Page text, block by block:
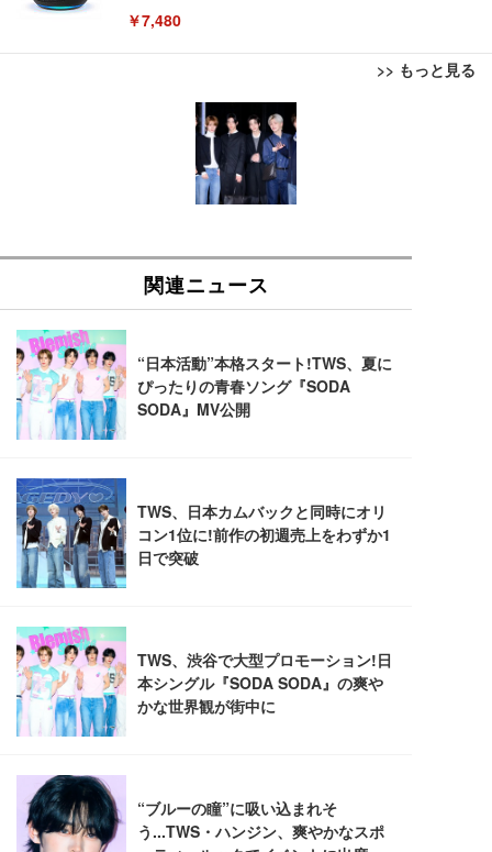
￥7,480
>> もっと見る
[EdoErgo] オフィスチェア 椅子 テレワーク 疲れな
い 跳ね上げ式アームレスト コンパクト 約105度ロッ
キング pc 事務椅子 360度回転 座面昇降 強化ナイロ
ン樹脂ベース 通気性メッシュ 在宅ワーク H-WY01
(黒網+黒枠+黒足)
SIHOO B100 オフィスチェア／デスクチェア メッシ
ュチェア 人間工学 疲れない ブラック
￥27,999
Sezlife オフィスチェア デスクチェア 疲れない テレ
ワーク チェア 強化バックレスト 30度ロッキング機
能 人間工学 椅子 腰サポート 90度跳ね上げ式アーム
Sezlife オフィスチェア デスクチェア 疲れない テレ
ワーク チェア 強化バックレスト 30度ロッキング機
能 人間工学 椅子 腰サポート 90度跳ね上げ式アーム
レスト 3Dヘッドレスト ハンガー付き 高反発クッシ
￥7,680
ッシュ 通気性 ランバーサポート付き 腰サポート ガ
ス圧無段階昇降 360度回転 キャスター付き コンパク
ト 幅52×奥行58.5×高さ84～96cm テレワーク 在宅
勤務 ブラック
￥4,139
EIZO ビジネス向けプレミアムモニター | FlexScan
EV3240X-WT | 31.5型4K UHD・USB Type-C・ホワ
￥105,595
EV2740X-WT | 27.0型4K UHD・USB Type-C・ホワ
イト
￥109,572
【純正品】27"ゲーミングモニター DualSense 充電
フック付き（CFI-ZDM1J）
【整備済み品】Dell E2724HS 27インチ 液晶モニタ
ー フルHD（1920×1080）VA 非光沢 HDMI/DisplayP
ort/VGA スピーカー内蔵 高さ調整 スイベル VESA対
応 ComfortView ビジネス向け
￥15,800
HOOTER Gaming Monitor 24” Essential ゲーミン
グモニター QD 24.5インチ 1ms FHD 量子ドット 残
像低減 (3年保証 | 輝点保証 | 日本メーカー)
￥34,980
Amazonベーシック ペットシーツ 薄型 レギュラー 1
回使い捨て 無香料 ホワイト 300枚
Amazonベーシック ペットシーツ 厚型 ワイド 42枚
x2袋(84枚) ホワイト(吸収面:ライトブルー)
￥3,234
ネオ・ルーライフ ネオ・オムツ L 中型犬用 26枚入
り 単品
Smart Basic(スマートベーシック) 【Amazon.co.jp
限定】 Smart Basic アイリスオーヤマ ペットシーツ
超厚型 お徳用 ワイド 100枚入 (x 1) (ケース販売)
￥3,670
ュラー 200枚入【Amazon.co.jp限定】
￥3,731